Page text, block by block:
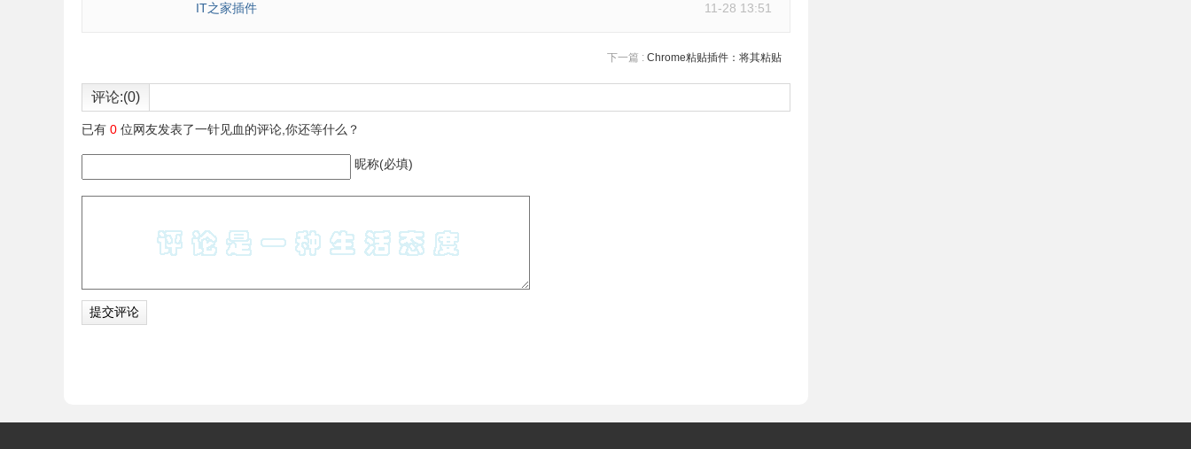
1.在线PS虽然可以处理一下基本的图片，但是与桌面版的PS软件来说功能上还是有些欠缺，但是处理普通的图片
IT之家插件
11-28 13:51
下一篇 : Chrome粘贴插件：将其粘贴
评论:(0)
已有 0 位网友发表了一针见血的评论,你还等什么？
昵称(必填)